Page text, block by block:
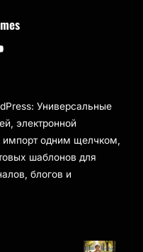
Универсальные
электронной
одним щелчком,
шаблонов для
блогов и